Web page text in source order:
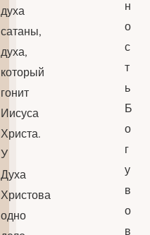
духа
сатаны,
духа,
который
гонит
Иисуса
Христа.
У
Духа
Христова
одно
н
о
с
т
ь
Б
о
г
у
в
о
в